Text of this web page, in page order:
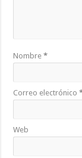
Nombre*
Correo electrónico
Web